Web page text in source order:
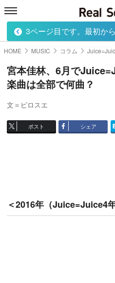
HOME MUSIC
HOME MUSIC コラム
宮本佳林、6月で
楽曲は全部で何曲？
文＝ピロスエ
ポスト シェア
＜2016年（Juice=Juice4
3ページ目です。最初か